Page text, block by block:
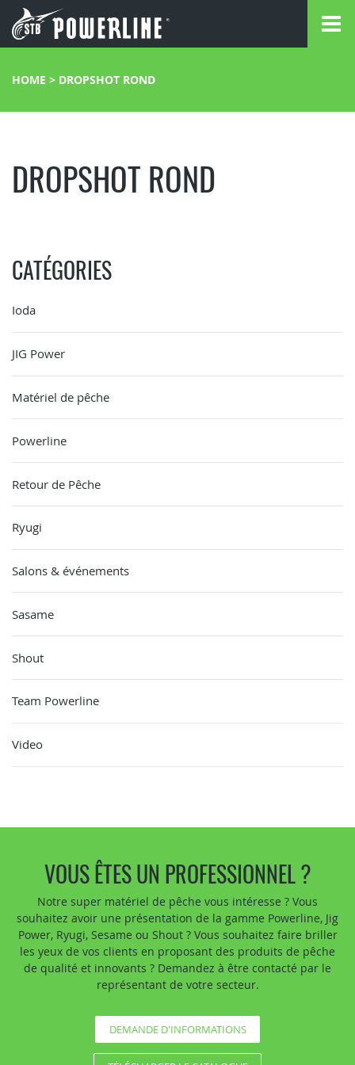
HOME > DROPSHOT ROND
DROPSHOT ROND
CATÉGORIES
Ioda
JIG Power
Matériel de pêche
Powerline
Retour de Pêche
Ryugi
Salons & événements
Sasame
Shout
Team Powerline
Video
VOUS ÊTES UN PROFESSIONNEL ?
Notre super matériel de pêche vous intéresse ? Vous
souhaitez avoir une présentation de la gamme Powerline, Jig
Power, Ryugi, Sesame ou Shout ? Vous souhaitez faire briller
les yeux de vos clients en proposant des produits de pêche
de qualité et innovants ? Demandez à être contacté par le
représentant de votre secteur.
DEMANDE D'INFORMATIONS